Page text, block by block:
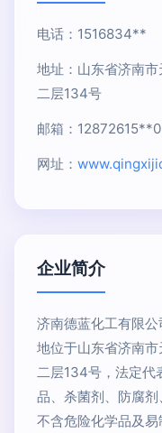
电话：1516834**
地址：山东省济南
二层134号
邮箱：12872615**
网址：
企业简介
济南德蓝化工有限
地位于山东省济南
二层134号，法定代
品、杀菌剂、防腐
不含危险化学品及